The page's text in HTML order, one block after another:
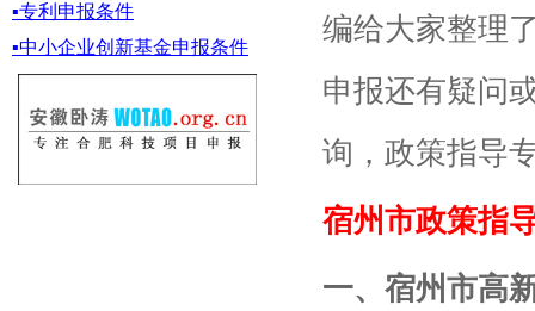
▪专利申报条件
▪中小企业创新基金申报条件
编给大家整理
申报还有疑问
询，政策指导
宿州市政策指
一、宿州市高